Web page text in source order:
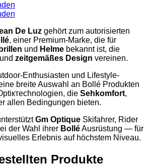
De Luz gehört zum autorisierten
, einer Premium-Marke, die für
und Helme bekannt ist, die
und zeitgemäßes Design vereinen.
Enthusiasten und Lifestyle-
breite Auswahl an Bollé Produkten
die Sehkomfort,
allen Bedingungen bieten.
Gm Optique Skifahrer, Rider
der Wahl ihrer BolléAusrüstung — für
Erlebnis auf höchstem Niveau.
Produkte